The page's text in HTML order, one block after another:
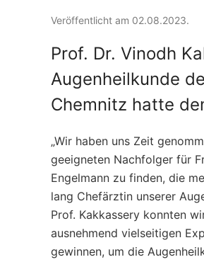
Veröffentlicht am 02.08.2023.
Prof. Dr. Vinodh
Augenheilkunde
Chemnitz hatte
„Wir haben uns Zeit
geeigneten Nachfolger für
Engelmann zu finden, die
lang Chefärztin unserer
Prof. Kakkassery konnten
ausnehmend vielseitigen
gewinnen, um die